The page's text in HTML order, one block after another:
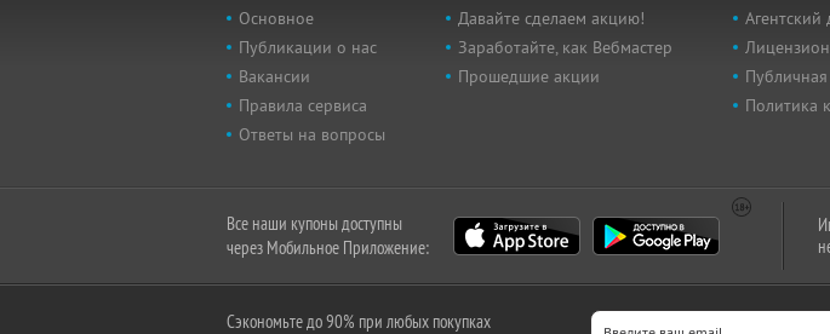
Основное
Публикации о нас
Вакансии
Правила сервиса
Ответы на вопросы
Давайте сделаем акцию!
Заработайте, как Вебмастер
Прошедшие акции
Агентский
Политика
Все наши купоны доступны
через Мобильное Приложение:
Сэкономьте до 90% при любых покупках